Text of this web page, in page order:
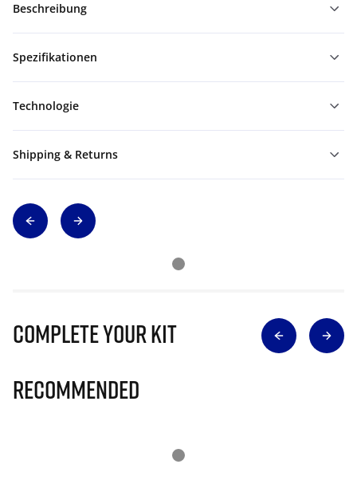
Beschreibung
Spezifikationen
Technologie
Shipping & Returns
Complete Your Kit
Recommended